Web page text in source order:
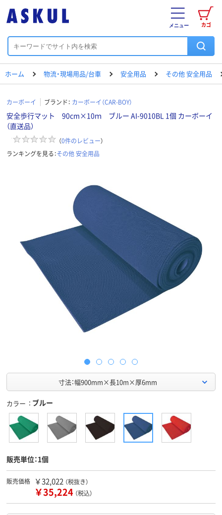
カゴ
メニュー
ホーム 物流・現場用品/台車 安全用品 その他 安全用品
カーボーイ ブランド： カーボーイ（CAR-BOY）
安全歩行マット 90cm×10ｍ ブルー AI-9010BL 1個 カーボーイ
（直送品）
（0件のレビュー）
ランキングを見る：その他 安全用品
寸法：幅900mm×長10m×厚6mm
カラー ブルー
販売単位：1個
販売価格 ￥32,022 （税抜き）
￥35,224 （税込）